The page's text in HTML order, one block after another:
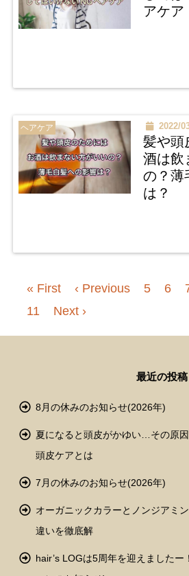
アケア
ヘアケア 2022/
髪や頭
酒は飲
の？薄
は？
« First ‹ Previous 5 6
11
Next ›
最近の投稿
8月の休みのお知らせ(2026年)
夏になると頭皮がかゆい…その原
頭皮ケアとは
7月の休みのお知らせ(2026年)
オーガニックカラーとノンジアミ
違いを徹底解
hair’s LOGは5周年を迎えました